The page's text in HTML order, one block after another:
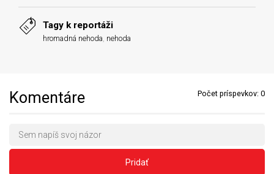
Tagy k reportáži
hromadná nehoda, nehoda
Komentáre Počet príspevkov: 0
Pridať